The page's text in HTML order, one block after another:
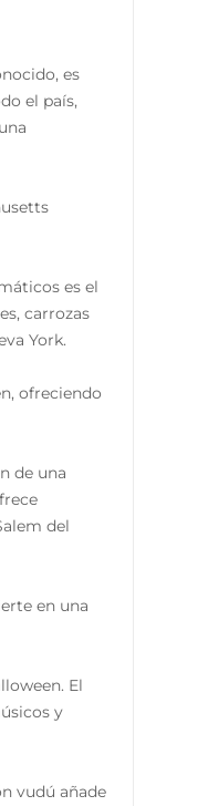
es
el país,
es el
carrozas
York.
ofreciendo
de una
del
en una
El
y
vudú añade